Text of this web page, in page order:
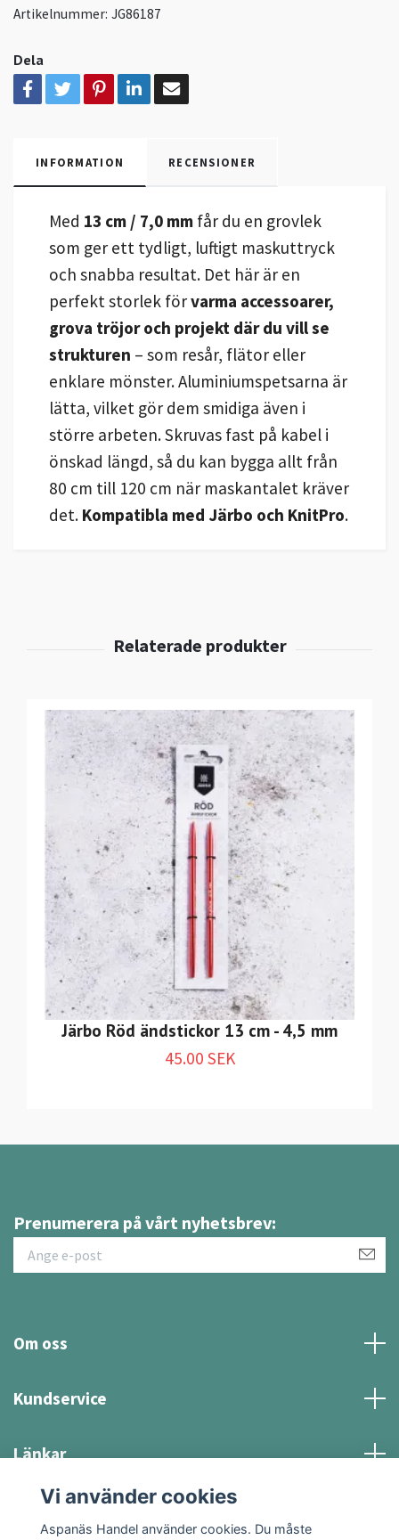
Artikelnummer: JG86187
Dela
INFORMATION RECENSIONER
Med 13 cm / 7,0 mm får du en grovlek
som ger ett tydligt, luftigt maskuttryck
och snabba resultat. Det här är en
perfekt storlek förvarma accessoarer,
grova tröjor och projekt där du vill se
strukturen – som resår, flätor eller
enklare mönster. Aluminiumspetsarna är
lätta, vilket gör dem smidiga även i
större arbeten. Skruvas fast på kabel i
önskad längd, så du kan bygga allt från
80 cm till 120 cm när maskantalet kräver
det. Kompatibla med Järbo och KnitPro.
Järbo Röd ändstickor 13 cm - 4,5 mm
45.00 SEK
Prenumerera på vårt nyhetsbrev:
Om oss
Kundservice
Länkar
Sociala medier
Vi använder cookies
Aspanäs Handel använder cookies. Du måste